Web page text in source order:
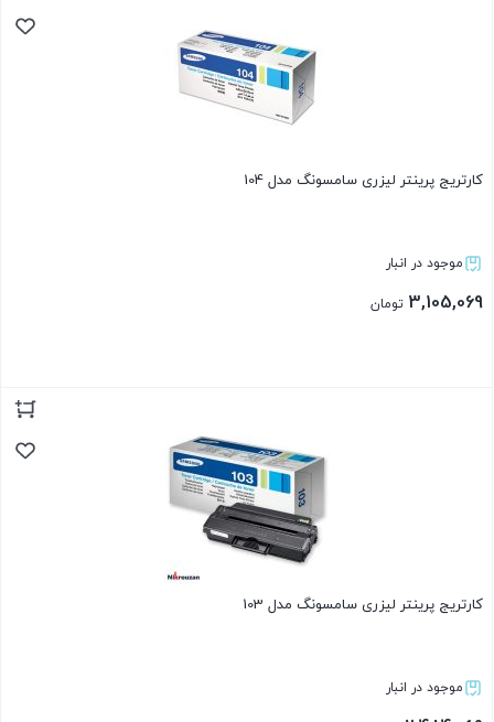
کارتریج پرینتر لیزری سامسونگ مدل 104
موجود در انبار
3,105,069 تومان
کارتریج پرینتر لیزری سامسونگ مدل 103
موجود در انبار